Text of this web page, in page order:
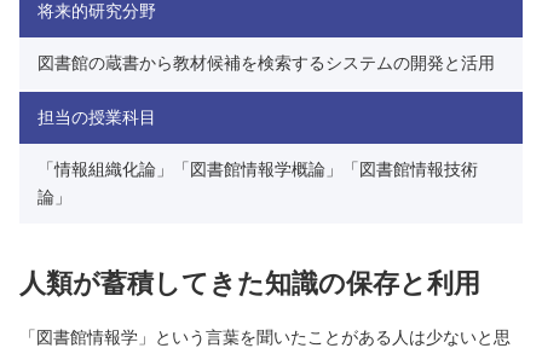
将来的研究分野
図書館の蔵書から教材候補を検索するシステムの開発と活用
担当の授業科目
「情報組織化論」「図書館情報学概論」「図書館情報技術
論」
人類が蓄積してきた知識の保存と利用
「図書館情報学」という言葉を聞いたことがある人は少ないと思